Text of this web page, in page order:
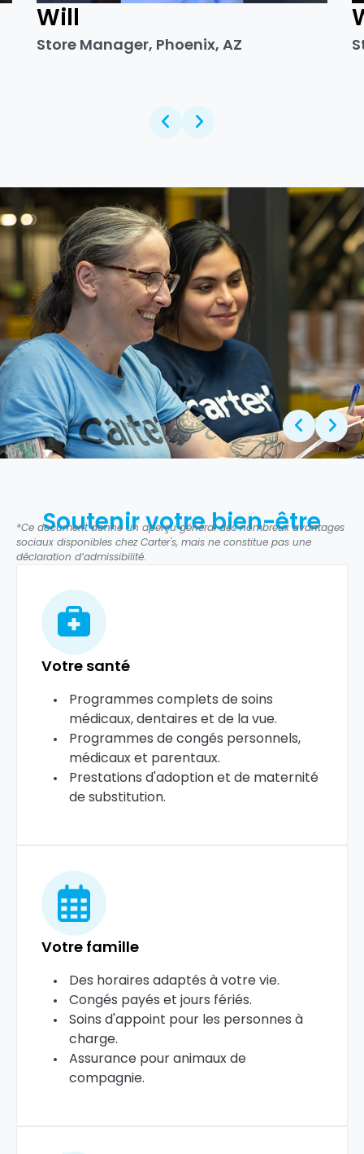
Will
Store Manager, Phoenix, AZ
Soutenir votre bien-être
*Ce document donne un aperçu général des nombreux avantages
sociaux disponibles chez Carter's, mais ne constitue pas une
déclaration d’admissibilité.
Votre santé
Programmes complets de soins
médicaux, dentaires et de la vue.
Programmes de congés personnels,
médicaux et parentaux.
Prestations d'adoption et de maternité
de substitution.
Votre famille
Des horaires adaptés à votre vie.
Congés payés et jours fériés.
Soins d'appoint pour les personnes à
charge.
Assurance pour animaux de
compagnie.